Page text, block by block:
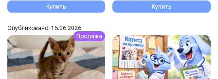
Купить
Купить
Опубликовано: 15.06.2026
Продажа